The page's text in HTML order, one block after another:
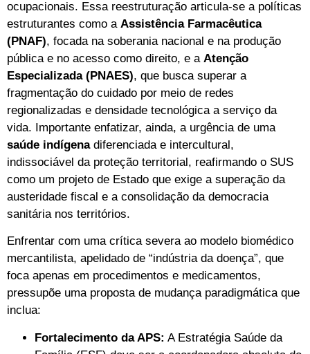
ocupacionais. Essa reestruturação articula-se a políticas
estruturantes como a Assistência Farmacêutica
(PNAF), focada na soberania nacional e na produção
pública e no acesso como direito, e a Atenção
Especializada (PNAES), que busca superar a
fragmentação do cuidado por meio de redes
regionalizadas e densidade tecnológica a serviço da
vida. Importante enfatizar, ainda, a urgência de uma
saúde indígenadiferenciada e intercultural,
indissociável da proteção territorial, reafirmando o SUS
como um projeto de Estado que exige a superação da
austeridade fiscal e a consolidação da democracia
sanitária nos territórios.
Enfrentar com uma crítica severa ao modelo biomédico
mercantilista, apelidado de “indústria da doença”, que
foca apenas em procedimentos e medicamentos,
pressupõe uma proposta de mudança paradigmática que
inclua:
Fortalecimento da APS: A Estratégia Saúde da